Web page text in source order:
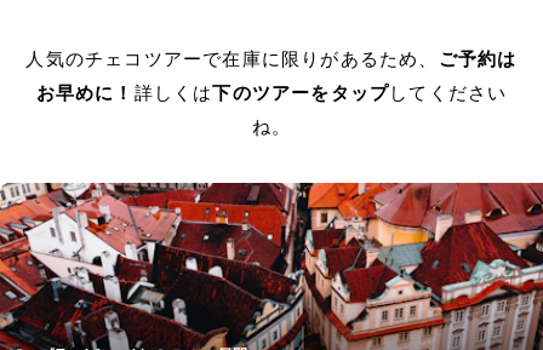
人気のチェコツアーで在庫に限りがあるため、 ご予約は
お早めに！ 詳しくは下のツアーをタップしてください
ね。